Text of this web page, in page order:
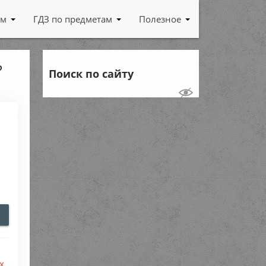
ГДЗ по предметам Полезное
Поиск по сайту